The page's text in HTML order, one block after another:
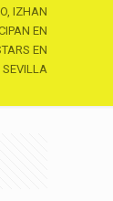
IZHAN
EN
EN
SEVILLA